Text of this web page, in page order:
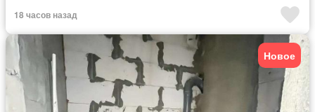
18 часов назад
Новое